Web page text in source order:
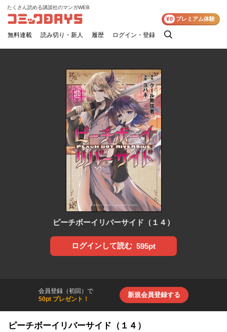
コミックDAYS
たくさん読める講談社のマンガWEB
無料連載 読み切り・新人 履歴 ログイン・登録
検
¥0 プレミアム体験
ピーチボーイリバーサイド（１４）
ログインして読む 595pt
会員登録（初回）で
50pt プレゼント！
新規会員登録する
ピーチボーイリバーサイド（１４）